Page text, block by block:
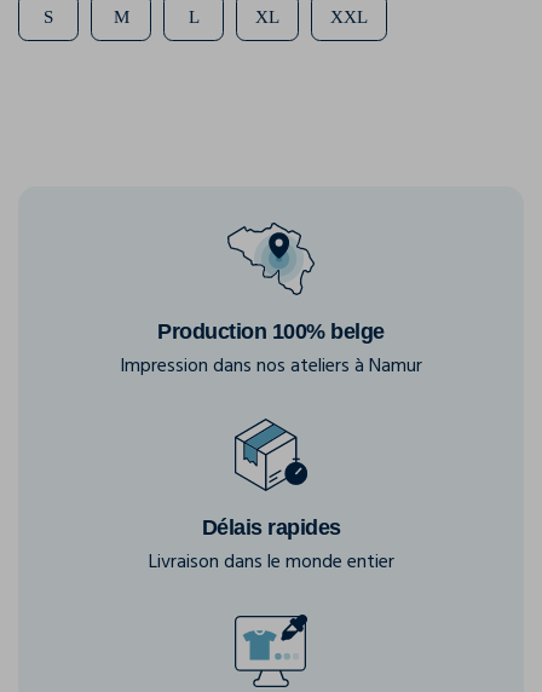
S M L XL XXL
Production 100% belge
Impression dans nos ateliers à Namur
Délais rapides
Livraison dans le monde entier